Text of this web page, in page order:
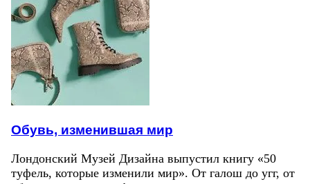
Обувь, изменившая мир
Лондонский Музей Дизайна выпустил книгу «50
туфель, которые изменили мир». От галош до угг, от